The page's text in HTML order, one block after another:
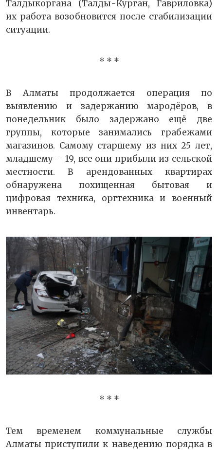
Талдыкоргана (Талды-Курган, Гавриловка)
их работа возобновится после стабилизации
ситуации.
* * *
В Алматы продолжается операция по
выявлению и задержанию мародёров, в
понедельник было задержано ещё две
группы, которые занимались грабежами
магазинов. Самому старшему из них 25 лет,
младшему – 19, все они прибыли из сельской
местности. В арендованных квартирах
обнаружена похищенная бытовая и
цифровая техника, оргтехника и военный
инвентарь.
* * *
Тем временем коммунальные службы
Алматы приступили к наведению порядка в